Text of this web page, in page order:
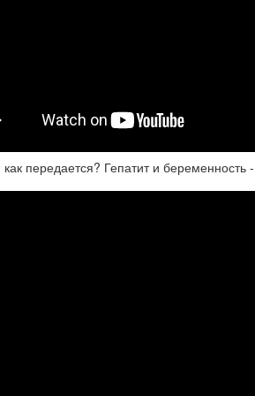
как передается? Гепатит и беременность